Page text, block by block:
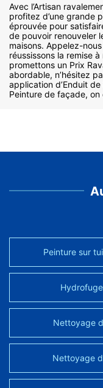
Avec l’Artisan
profitez d’une grande
éprouvée pour
de pouvoir renouveler
maisons. Appelez-
réussissons la remise
promettons un Prix
abordable, n’hésitez
application d’Enduit
Peinture de façade,
Peinture sur
Nettoyage
Nettoyage